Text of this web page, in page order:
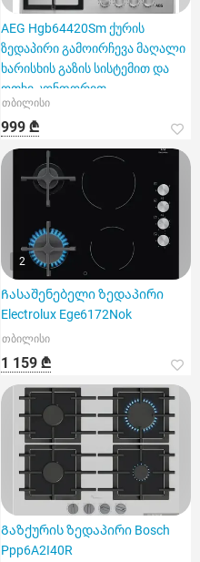
AEG Hgb64420Sm ქურის
ზედაპირი გამოირჩევა მაღალი
ხარისხის გაზის სისტემით და
ოთხი კონფორით
თბილისი
999 ₾
2
Ჩასაშენებელი ზედაპირი
Electrolux Ege6172Nok
თბილისი
1 159 ₾
Გაზქურის ზედაპირი Bosch
Ppp6A2I40R